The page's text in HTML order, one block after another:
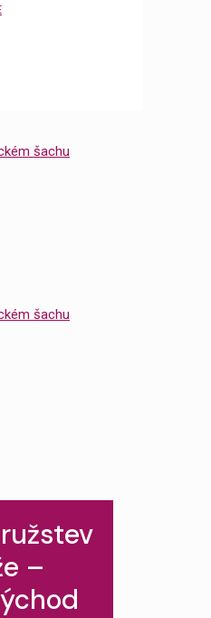
šachu
šachu
–